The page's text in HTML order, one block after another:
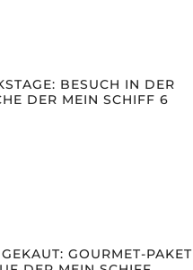
BESUCH IN DER
DER MEIN SCHIFF 6
GOURMET-PAKET